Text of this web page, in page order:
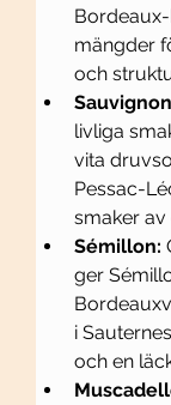
mängder
och
livliga
vita
Pessac-
smaker
Sémillon:
ger
i
och en